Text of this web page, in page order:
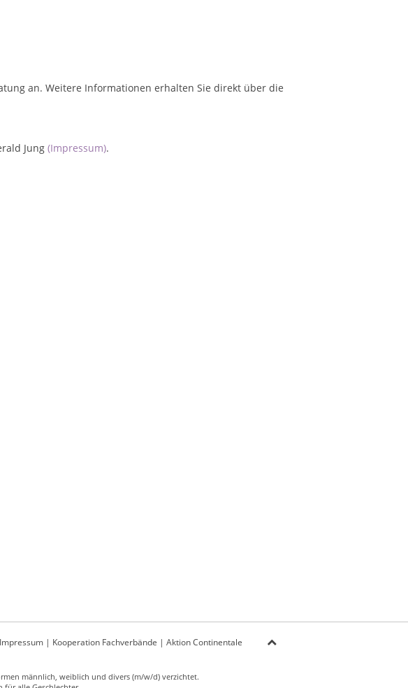
an. Weitere Informationen erhalten Sie direkt über die
Jung (Impressum).
Impressum| Kooperation Fachverbände | Aktion Continentale
männlich, weiblich und divers (m/w/d) verzichtet.